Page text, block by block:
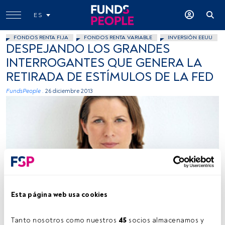
Esta página web usa cookies
Tanto nosotros como nuestros 45 socios almacenamos y
ES
FONDOS RENTA FIJA FONDOS RENTA VARIABLE INVERSIÓN EEUU
DESPEJANDO LOS GRANDES
INTERROGANTES QUE GENERA LA
RETIRADA DE ESTÍMULOS DE LA FED
FundsPeople . 26 diciembre 2013
Tiempo lectura:6 min.